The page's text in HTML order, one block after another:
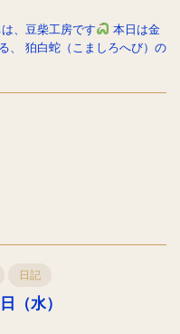
、豆柴工房です
本日は金
、 狛白蛇（こましろへび）の
日記
（水）